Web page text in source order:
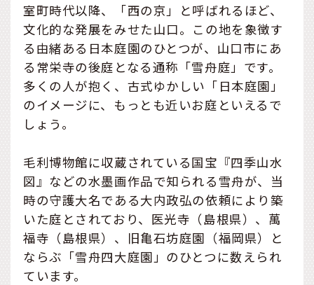
室町時代以降、「西の京」と呼ばれるほど、
文化的な発展をみせた山口。この地を象徴す
る由緒ある日本庭園のひとつが、山口市にあ
る常栄寺の後庭となる通称「雪舟庭」です。
多くの人が抱く、古式ゆかしい「日本庭園」
のイメージに、もっとも近いお庭といえるで
しょう。
毛利博物館に収蔵されている国宝『四季山水
図』などの水墨画作品で知られる雪舟が、当
時の守護大名である大内政弘の依頼により築
いた庭とされており、医光寺（島根県）、萬
福寺（島根県）、旧亀石坊庭園（福岡県）と
ならぶ「雪舟四大庭園」のひとつに数えられ
ています。